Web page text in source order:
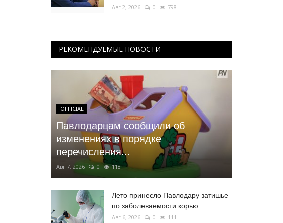
Авг 2, 2026 0 798
РЕКОМЕНДУЕМЫЕ НОВОСТИ
OFFICIAL
Павлодарцам сообщили об
изменениях в порядке
перечисления...
Авг 7, 2026 0 118
Лето принесло Павлодару затишье
по заболеваемости корью
Авг 6, 2026 0 111